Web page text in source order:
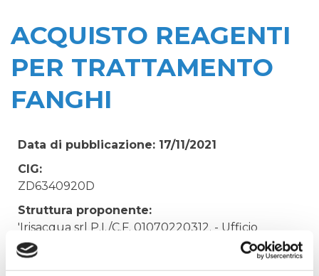
ACQUISTO REAGENTI
PER TRATTAMENTO
FANGHI
Data di pubblicazione: 17/11/2021
CIG:
ZD6340920D
Struttura proponente:
'Irisacqua srl P.I./C.F. 01070220312. - Ufficio
Tecnico
Oggetto: